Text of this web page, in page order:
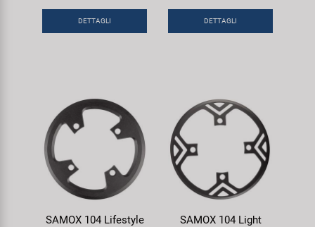
DETTAGLI DETTAGLI
SAMOX 104 Lifestyle
SAMOX 104 Light